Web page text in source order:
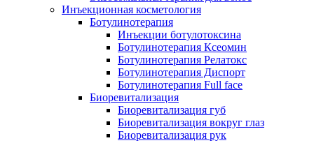
Инъекционная косметология
Ботулинотерапия
Инъекции ботулотоксина
Ботулинотерапия Ксеомин
Ботулинотерапия Релатокс
Ботулинотерапия Диспорт
Ботулинотерапия Full face
Биоревитализация
Биоревитализация губ
Биоревитализация вокруг глаз
Биоревитализация рук